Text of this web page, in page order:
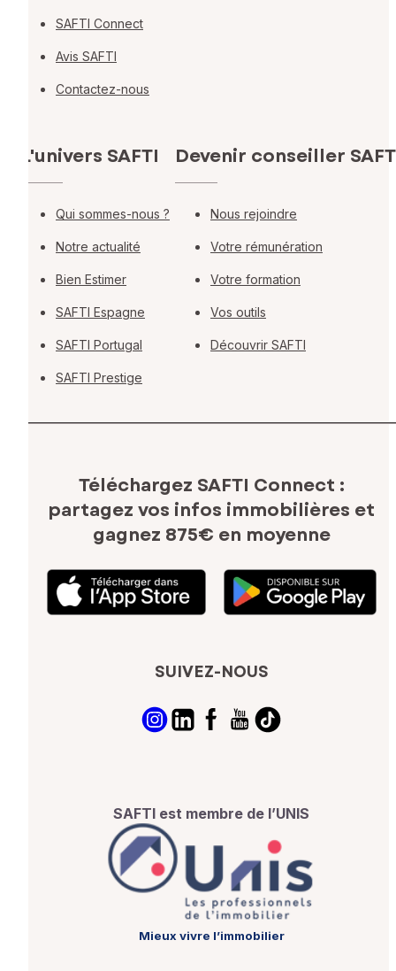
SAFTI Connect
Avis SAFTI
Contactez-nous
L'univers SAFTI
Qui sommes-nous ?
Notre actualité
Bien Estimer
SAFTI Espagne
SAFTI Portugal
SAFTI Prestige
Devenir conseiller
Nous rejoindre
Votre rémunération
Votre formation
Vos outils
Découvrir SAFTI
Téléchargez SAFTI Connect :
partagez vos infos immobilières et
gagnez 875€ en moyenne
SUIVEZ-NOUS
SAFTI est membre de l’UNIS
Mieux vivre l’immobilier